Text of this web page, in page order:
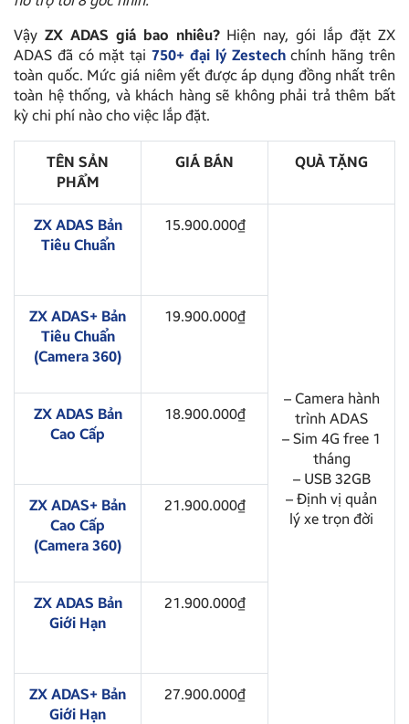
Vậy ZX ADAS giá bao nhiêu?Hiện nay, gói lắp đặt ZX
ADAS đã có mặt tại750+ đại lý Zestechchính hãng trên
toàn quốc. Mức giá niêm yết được áp dụng đồng nhất trên
toàn hệ thống, và khách hàng sẽ không phải trả thêm bất
kỳ chi phí nào cho việc lắp đặt.
TÊN SẢN
PHẨM
GIÁ BÁN QUÀ TẶNG
ZX ADAS Bản
Tiêu Chuẩn
15.900.000₫
– Camera hành
trình ADAS
– Sim 4G free 1
tháng
– USB 32GB
– Định vị quản
lý xe trọn đời
ZX ADAS+ Bản
Tiêu Chuẩn
(Camera 360)
19.900.000₫
ZX ADAS Bản
Cao Cấp
18.900.000₫
ZX ADAS+ Bản
Cao Cấp
(Camera 360)
21.900.000₫
ZX ADAS Bản
Giới Hạn
21.900.000₫
ZX ADAS+ Bản
Giới Hạn
27.900.000₫